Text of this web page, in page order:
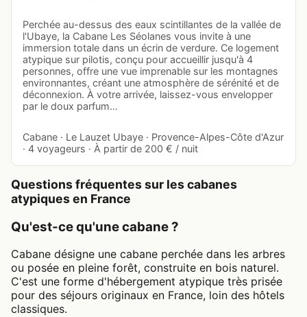
Perchée au-dessus des eaux scintillantes de la vallée de
l'Ubaye, la Cabane Les Séolanes vous invite à une
immersion totale dans un écrin de verdure. Ce logement
atypique sur pilotis, conçu pour accueillir jusqu'à 4
personnes, offre une vue imprenable sur les montagnes
environnantes, créant une atmosphère de sérénité et de
déconnexion. À votre arrivée, laissez-vous envelopper
par le doux parfum…
Cabane · Le Lauzet Ubaye · Provence-Alpes-Côte d'Azur
· 4 voyageurs · À partir de 200 € / nuit
Questions fréquentes sur les cabanes
atypiques en France
Qu'est-ce qu'une cabane ?
Cabane désigne une cabane perchée dans les arbres
ou posée en pleine forêt, construite en bois naturel.
C'est une forme d'hébergement atypique très prisée
pour des séjours originaux en France, loin des hôtels
classiques.